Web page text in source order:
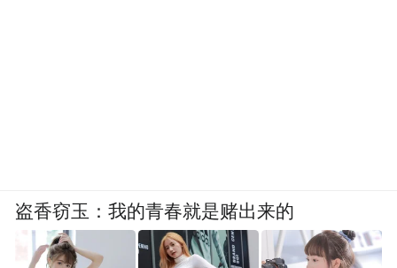
盗香窃玉：我的青春就是赌出来的